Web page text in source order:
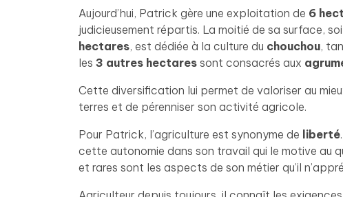
Aujourd’hui, Patrick gère une exploitation de 6
judicieusement répartis. La moitié de sa surface,
hectares, est dédiée à la culture du chouchou,
les 3 autres hectares sont consacrés aux
Cette diversification lui permet de valoriser au
terres et de pérenniser son activité agricole.
Pour Patrick, l’agriculture est synonyme de liberté
cette autonomie dans son travail qui le motive au
et rares sont les aspects de son métier qu’il